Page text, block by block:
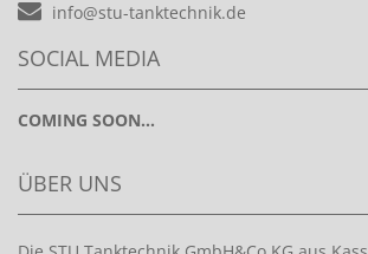
info@stu-tanktechnik.de
SOCIAL MEDIA
COMING SOON...
ÜBER UNS